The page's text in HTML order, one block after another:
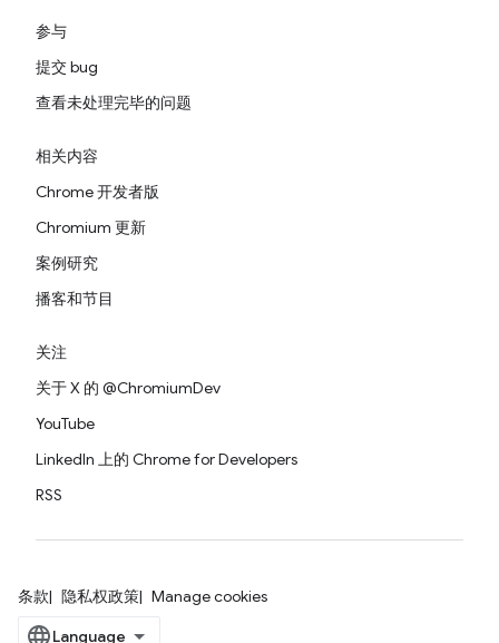
参与
提交 bug
查看未处理完毕的问题
相关内容
Chrome 开发者版
Chromium 更新
案例研究
播客和节目
关注
关于 X 的 @ChromiumDev
YouTube
LinkedIn 上的 Chrome for Developers
RSS
条款 隐私权政策 Manage cookies